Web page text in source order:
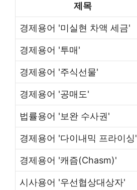
제목
경제용어 '미실현 차액 세금'
경제용어 '투매'
경제용어 '주식선물'
경제용어 '공매도'
법률용어 '보완 수사권'
경제용어 '다이내믹 프라이싱'
경제용어 '캐즘(Chasm)'
시사용어 '우선협상대상자'